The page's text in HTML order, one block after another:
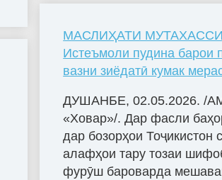
МАСЛИҲАТИ
Истеъмоли пудина барои
вазни зиёдатӣ кумак
ДУШАНБЕ, 02.05.2026. /
«Ховар»/. Дар фасли
дар бозорҳои Тоҷикистон
алафҳои тару тозаи
фурӯш бароварда